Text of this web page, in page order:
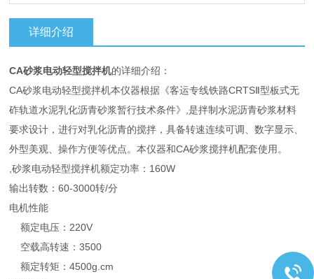
详细介绍
CA砂浆电动轻型搅拌机的详细介绍：
CA砂浆电动轻型搅拌机本仪器根据《客运专线铁路CRTSⅡ型板式无
砟轨道水泥乳化沥青砂浆暂行技术条件》,是拌制水泥沥青砂浆材料
要求设计，进行对乳化沥青的搅拌，具备转速连续可调、数字显示、
外型美观、操作方便等优点。本仪器和CA砂浆搅拌机配套使用。
,砂浆电动轻型搅拌机额定功率：160W
输出转数：60-3000转/分
电机性能
额定电压：220V
空载高转速：3500
额定转矩：4500g.cm